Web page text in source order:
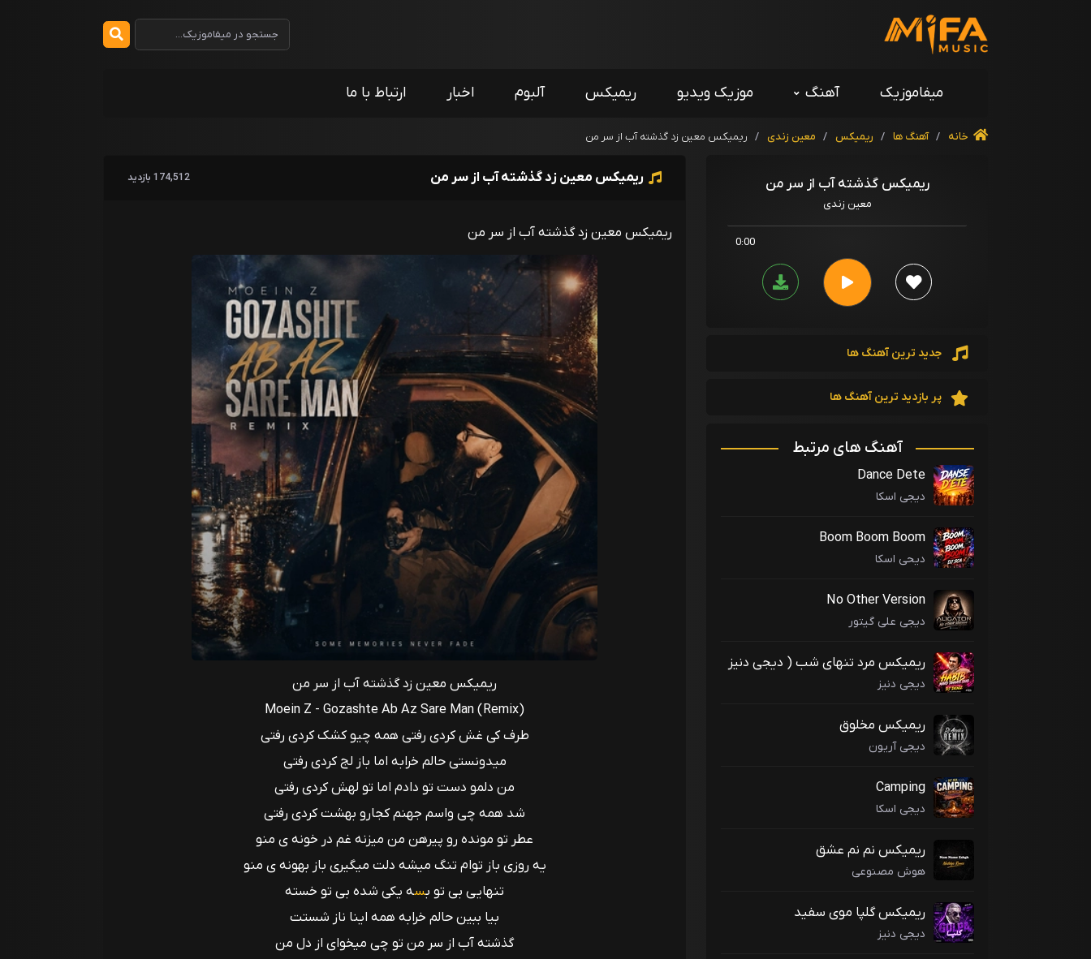
میفاموزیک آهنگ موزیک ویدیو ریمیکس آلبوم اخبار ارتباط با ما
خانه / آهنگ ها / ریمیکس / معین زندی / ریمیکس معین زد گذشته آب از سر من
ریمیکس گذشته آب از سر من
معین زندی
0:00
جدید ترین آهنگ ها
پر بازدید ترین آهنگ ها
آهنگ های مرتبط
Dance Dete
دیجی اسکا
Boom Boom Boom
دیحی اسکا
No Other Version
دیجی علی گیتور
ریمیکس مرد تنهای شب ( دیجی دنیز
)
دیجی دنیز
ریمیکس مخلوق
دیجی آریون
Camping
دیجی اسکا
ریمیکس نم نم عشق
هوش مصنوعی
ریمیکس گلپا موی سفید
دیجی دنیز
ریمیکس معین زد گذشته آب از سر من 174,512 بازدید
ریمیکس معین زد گذشته آب از سر من
ریمیکس معین زد گذشته آب از سر من
Moein Z - Gozashte Ab Az Sare Man (Remix)
طرف کی غش کردی رفتی همه چیو کشک کردی رفتی
میدونستی حالم خرابه اما باز لج کردی رفتی
من دلمو دست تو دادم اما تو لهش کردی رفتی
شد همه چی واسم جهنم کجارو بهشت کردی رفتی
عطر تو مونده رو پیرهن من میزنه غم در خونه ی منو
یه روزی باز توام تنگ میشه دلت میگیری باز بهونه ی منو
تنهایی بی تو بسه یکی شده بی تو خسته
بیا ببین حالم خرابه همه اینا ناز شستت
گذشته آب از سر من تو چی میخوای از دل من